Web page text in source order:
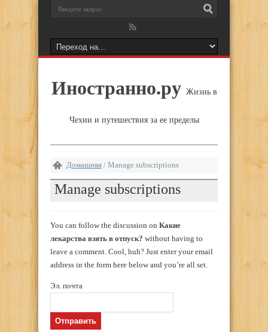
Иностранно.ру Жизнь в
Чехии и путешествия за ее пределы
Домашняя / Manage subscriptions
Manage subscriptions
You can follow the discussion on Какие
лекарства взять в отпуск? without having to
leave a comment. Cool, huh? Just enter your email
address in the form here below and you’re all set.
Эл. почта